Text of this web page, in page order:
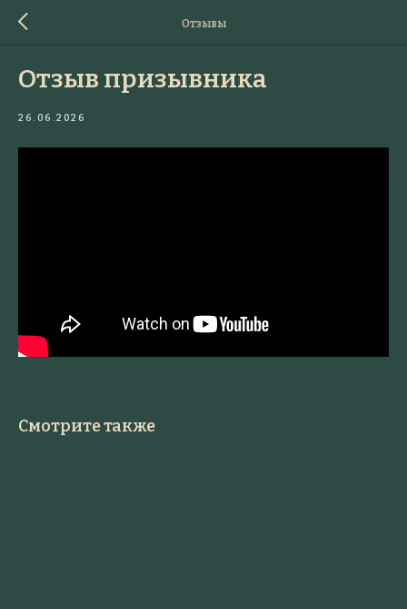
Отзывы
Отзыв призывника
26.06.2026
Смотрите также